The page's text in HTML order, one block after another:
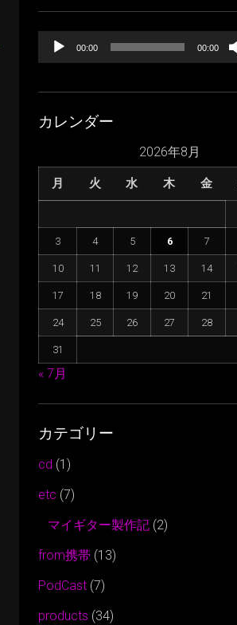
声
ー
ー
00:00 00:00
カレンダー
2026年8月
月 火 水 木 金
3 4 5 6 7
10 11 12 13 14
17 18 19 20 21
24 25 26 27 28
31
« 7月
カテゴリー
cd (1)
etc (7)
マイギター製作記 (2)
from携帯 (13)
PodCast (7)
products (34)